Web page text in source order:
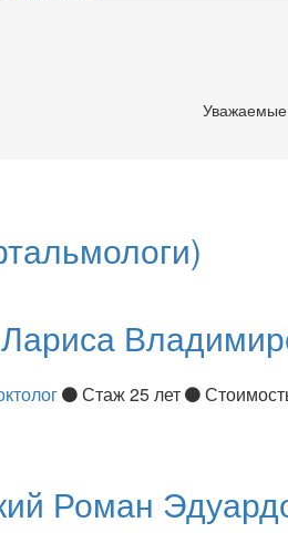
Уважаемые
Лариса
Стаж 25 лет
Роман